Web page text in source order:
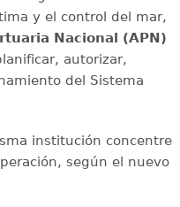
y el control del mar,
Nacional (APN)
autorizar,
del Sistema
institución concentre
según el nuevo